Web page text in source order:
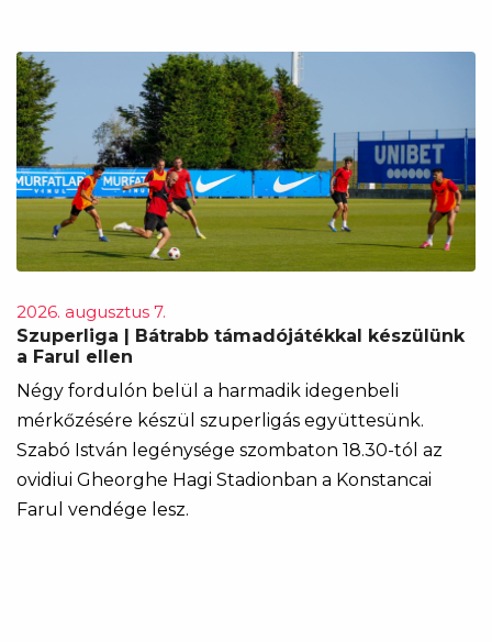
2026. augusztus 7.
Szuperliga | Bátrabb támadójátékkal készülünk
a Farul ellen
Négy fordulón belül a harmadik idegenbeli
mérkőzésére készül szuperligás együttesünk.
Szabó István legénysége szombaton 18.30-tól az
ovidiui Gheorghe Hagi Stadionban a Konstancai
Farul vendége lesz.